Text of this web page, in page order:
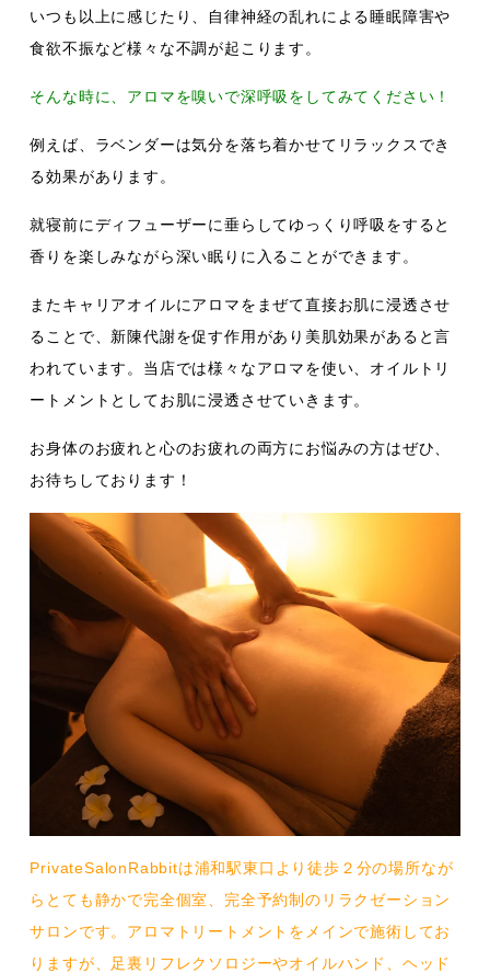
いつも以上に感じたり、自律神経の乱れによる睡眠障害や
食欲不振など様々な不調が起こります。
そんな時に、アロマを嗅いで深呼吸をしてみてください！
例えば、ラベンダーは気分を落ち着かせてリラックスでき
る効果があります。
就寝前にディフューザーに垂らしてゆっくり呼吸をすると
香りを楽しみながら深い眠りに入ることができます。
またキャリアオイルにアロマをまぜて直接お肌に浸透させ
ることで、新陳代謝を促す作用があり美肌効果があると言
われています。当店では様々なアロマを使い、オイルトリ
ートメントとしてお肌に浸透させていきます。
お身体のお疲れと心のお疲れの両方にお悩みの方はぜひ、
お待ちしております！
PrivateSalonRabbitは浦和駅東口より徒歩２分の場所なが
らとても静かで完全個室、完全予約制のリラクゼーション
サロンです。アロマトリートメントをメインで施術してお
りますが、足裏リフレクソロジーやオイルハンド、ヘッド